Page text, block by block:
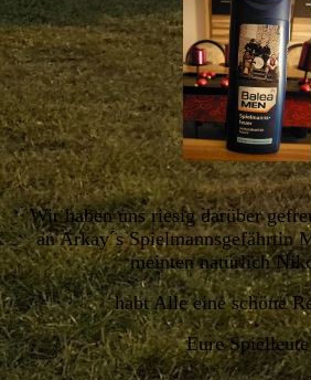
Wir haben uns riesig darüber
an Arkay´s Spielmannsgefährtin
meinten natürlich
habt Alle eine schöne
Eure Spielleute